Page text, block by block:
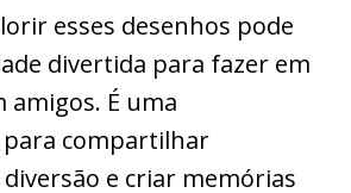
esses desenhos pode
divertida para fazer em
amigos. É uma
compartilhar
e criar memórias